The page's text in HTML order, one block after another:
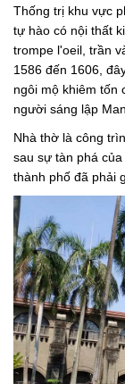
Thống trị khu vực
tự hào có nội thất
trompe l'oeil, trần
1586 đến 1606,
ngôi mộ khiêm tốn
người sáng lập
Nhà thờ là công
sau sự tàn phá
thành phố đã phải